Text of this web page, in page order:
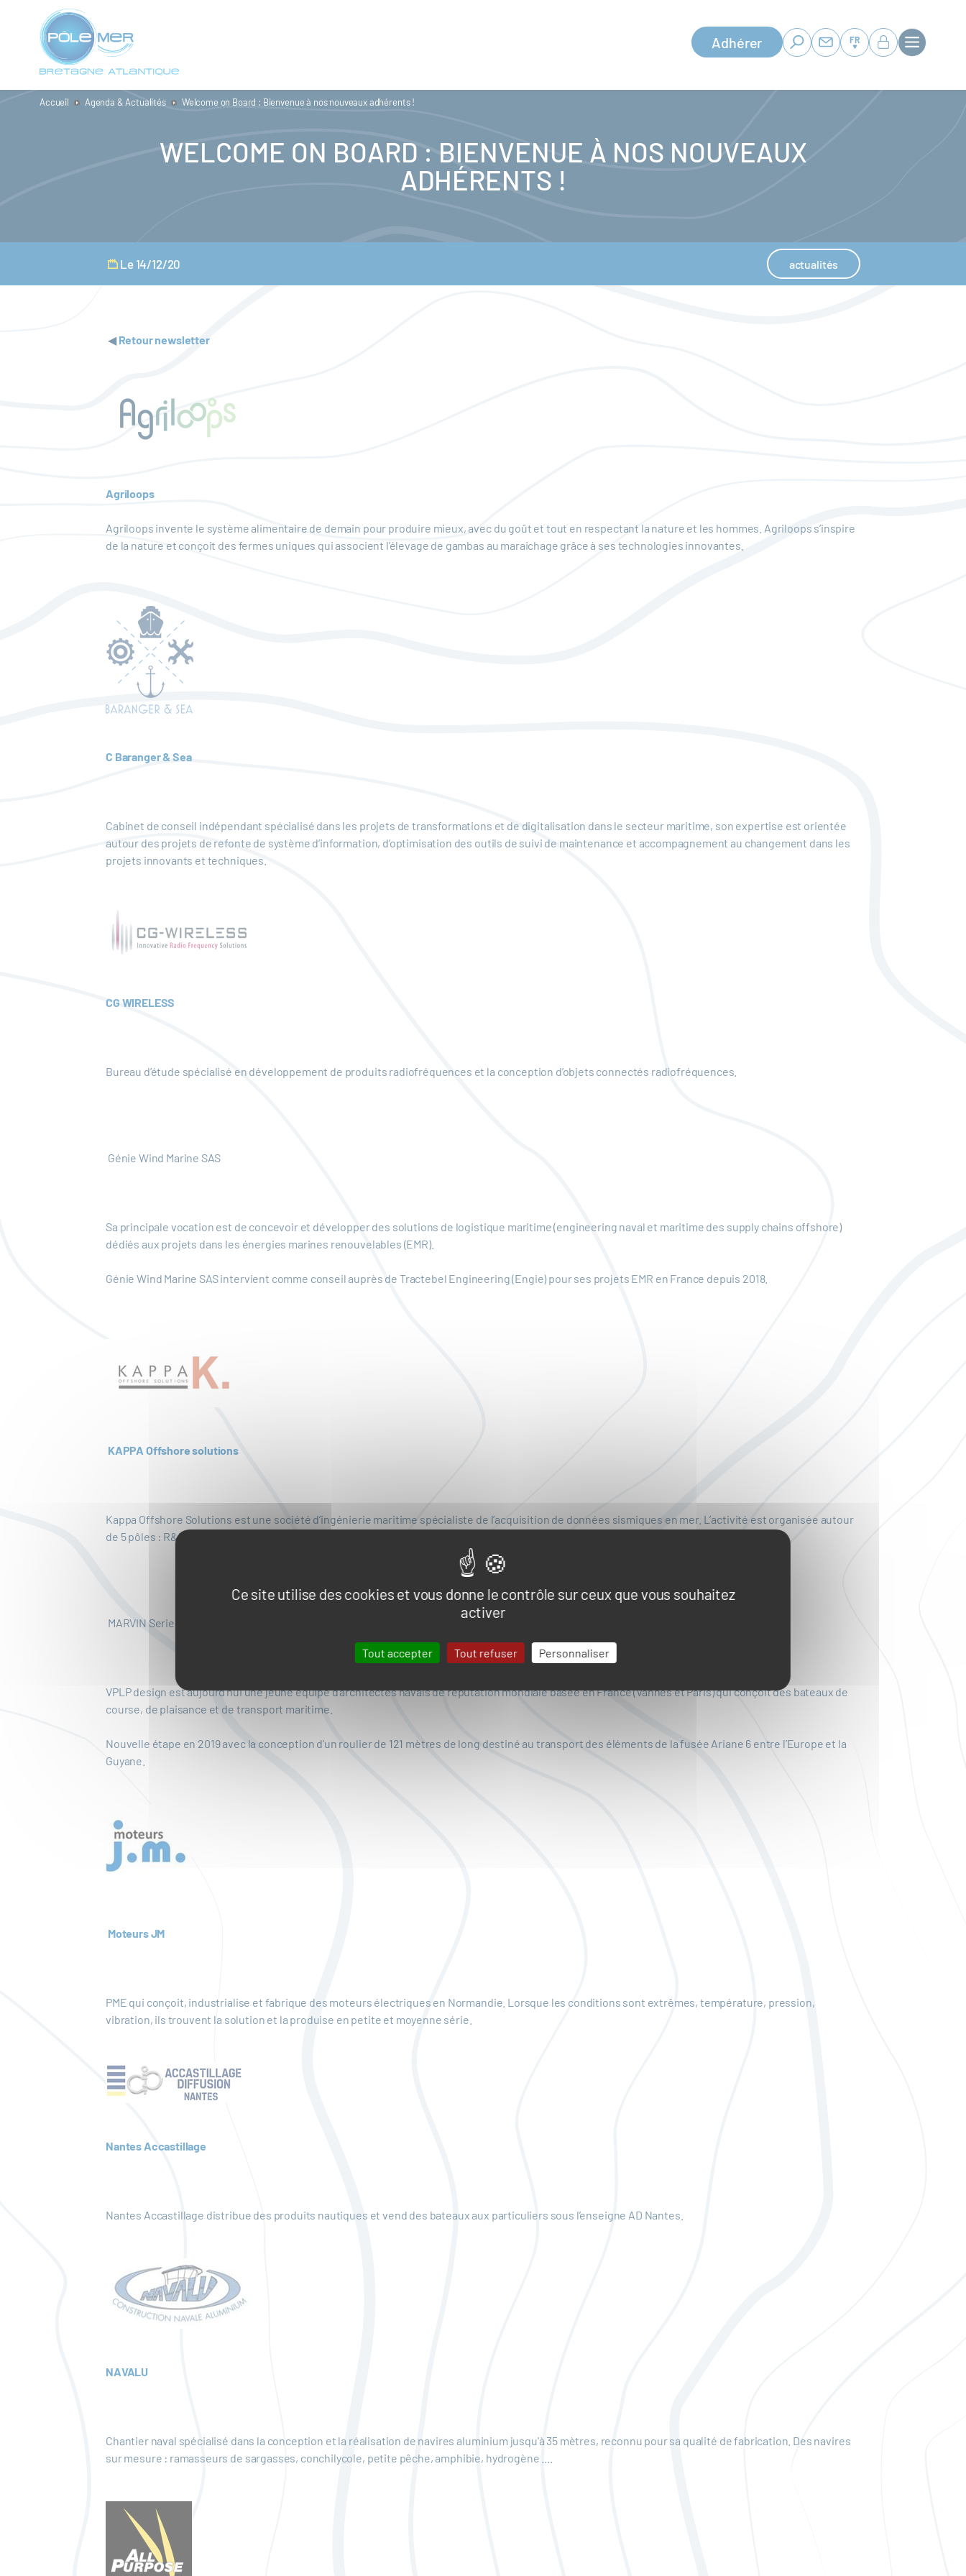
Panneau de gestion des cookies
Ce site utilise des cookies et vous donne le contrôle sur ceux que vous souhaitez
activer
Tout accepter Tout refuser Personnaliser
contenu
Adhérer FR
Accueil Agenda & Actualités Welcome on Board : Bienvenue à nos nouveaux adhérents !
WELCOME ON BOARD : BIENVENUE À NOS NOUVEAUX
ADHÉRENTS !
Le 14/12/20 actualités
◀Retour newsletter
Agriloops
Agriloops invente le système alimentaire de demain pour produire mieux, avec du goût et tout en respectant la nature et les hommes. Agriloops s’inspire
de la nature et conçoit des fermes uniques qui associent l’élevage de gambas au maraichage grâce à ses technologies innovantes.
C Baranger & Sea
Cabinet de conseil indépendant spécialisé dans les projets de transformations et de digitalisation dans le secteur maritime, son expertise est orientée
autour des projets de refonte de système d’information, d’optimisation des outils de suivi de maintenance et accompagnement au changement dans les
projets innovants et techniques.
CG WIRELESS
Bureau d’étude spécialisé en développement de produits radiofréquences et la conception d’objets connectés radiofréquences.
Génie Wind Marine SAS
Sa principale vocation est de concevoir et développer des solutions de logistique maritime (engineering naval et maritime des supply chains offshore)
dédiés aux projets dans les énergies marines renouvelables (EMR).
Génie Wind Marine SAS intervient comme conseil auprès de Tractebel Engineering (Engie) pour ses projets EMR en France depuis 2018.
KAPPA Offshore solutions
Kappa Offshore Solutions est une société d’ingénierie maritime spécialiste de l’acquisition de données sismiques en mer. L’activité est organisée autour
de 5 pôles : R&D, Edition logicielle, mise à disposition d’exports et de matériel, bureau d’études, armement maritime.
MARVIN Series
VPLP design est aujourd’hui une jeune équipe d’architectes navals de réputation mondiale basée en France (Vannes et Paris) qui conçoit des bateaux de
course, de plaisance et de transport maritime.
Nouvelle étape en 2019 avec la conception d’un roulier de 121 mètres de long destiné au transport des éléments de la fusée Ariane 6 entre l’Europe et la
Guyane.
Moteurs JM
PME qui conçoit, industrialise et fabrique des moteurs électriques en Normandie. Lorsque les conditions sont extrêmes, température, pression,
vibration, ils trouvent la solution et la produise en petite et moyenne série.
Nantes Accastillage
Nantes Accastillage distribue des produits nautiques et vend des bateaux aux particuliers sous l’enseigne AD Nantes.
NAVALU
Chantier naval spécialisé dans la conception et la réalisation de navires aluminium jusqu'à 35 mètres, reconnu pour sa qualité de fabrication. Des navires
sur mesure : ramasseurs de sargasses, conchilycole, petite pêche, amphibie, hydrogène ....